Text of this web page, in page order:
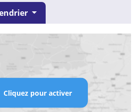
Cliquez pour activer